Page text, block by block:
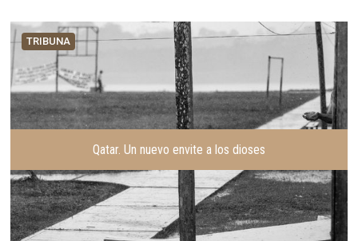
TRIBUNA
Qatar. Un nuevo envite a los dioses